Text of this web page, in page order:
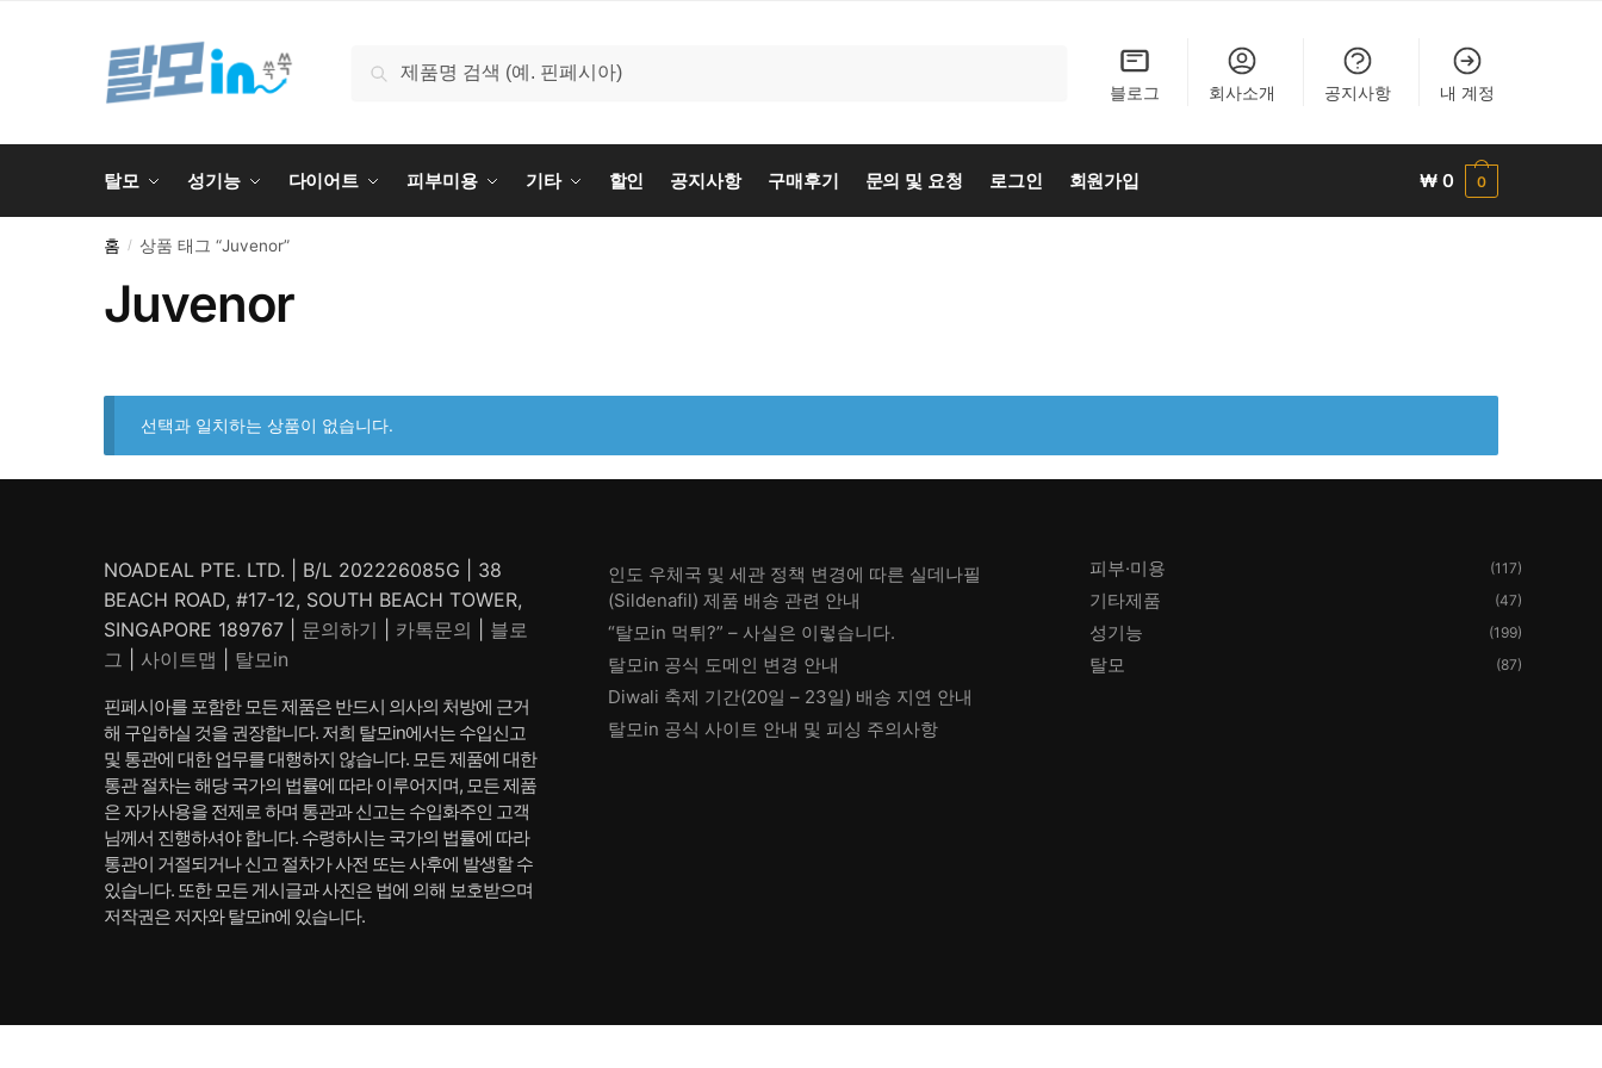
검색
블로그
회사소개 공지사항 내 계정
탈모 성기능 다이어트 피부미용 기타 할인 공지사항 구매후기 문의 및 요청 로그인 회원가입 ₩ 0 0
홈 / 상품 태그 “Juvenor”
Juvenor
선택과 일치하는 상품이 없습니다.
NOADEAL PTE. LTD. | B/L 202226085G | 38
BEACH ROAD, #17-12, SOUTH BEACH TOWER,
SINGAPORE 189767 | 문의하기 카톡문의
블로
그
사이트맵 탈모in
핀페시아를 포함한 모든 제품은 반드시 의사의 처방에 근거
해 구입하실 것을 권장합니다. 저희 탈모in에서는 수입신고
및 통관에 대한 업무를 대행하지 않습니다. 모든 제품에 대한
통관 절차는 해당 국가의 법률에 따라 이루어지며, 모든 제품
은 자가사용을 전제로 하며 통관과 신고는 수입화주인 고객
님께서 진행하셔야 합니다. 수령하시는 국가의 법률에 따라
통관이 거절되거나 신고 절차가 사전 또는 사후에 발생할 수
있습니다. 또한 모든 게시글과 사진은 법에 의해 보호받으며
저작권은 저자와 탈모in에 있습니다.
인도 우체국 및 세관 정책 변경에 따른 실데나필
(Sildenafil) 제품 배송 관련 안내
“탈모in 먹튀?” – 사실은 이렇습니다.
탈모in 공식 도메인 변경 안내
Diwali 축제 기간(20일 – 23일) 배송 지연 안내
탈모in 공식 사이트 안내 및 피싱 주의사항
피부·미용 (117)
기타제품 (47)
성기능 (199)
탈모 (87)